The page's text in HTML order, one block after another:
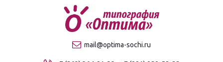
mail@optima-sochi.ru
Качественная типография в Сочи
О компании
Продукция
Услуги